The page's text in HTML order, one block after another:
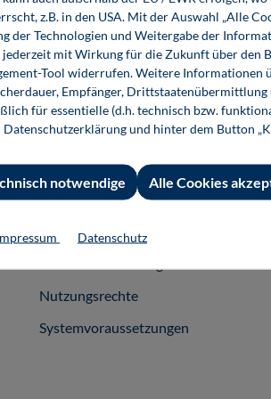
(PDF)
Shop-Service
Ansprechpartner
Support
InfoClick
Nutzungsrechte
Systemvoraussetzungen
Für
z.B. in den USA. Mit der Auswahl „Alle
der Technologien und Weitergabe der
mit Wirkung für die Zukunft über den
Tool widerrufen. Weitere Informationen
Empfänger,
für essentielle (d.h. technisch bzw.
und hinter dem Button
notwendige Alle Cookies
Datenschutz